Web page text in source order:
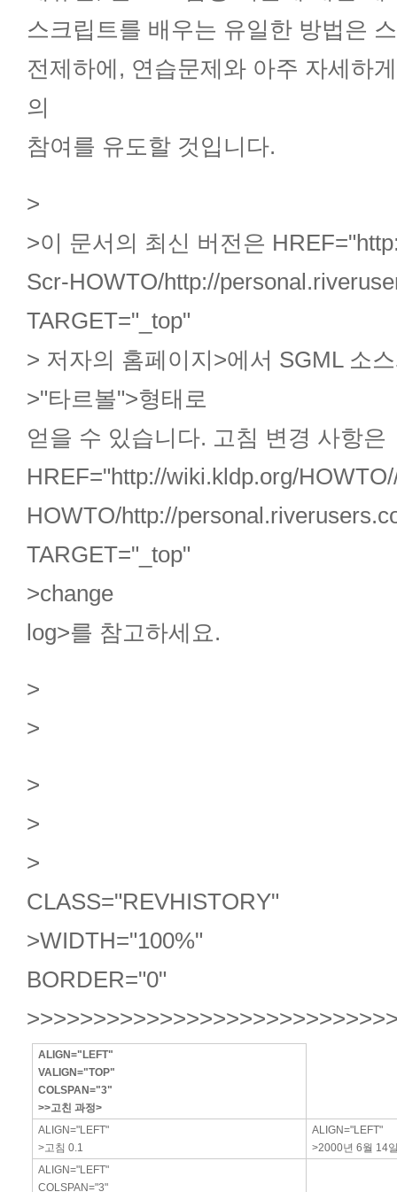
스크립트를 배우는 유일한 방법은
전제하에, 연습문제와 아주 자세하
의
참여를 유도할 것입니다.
>
>이 문서의 최신 버전은
Scr-HOWTO/http://
TARGET="_top"
> 저자의 홈페이지>에서 SGML 소
>"타르볼">형태로
얻을 수 있습니다. 고침 변경 사항은
HREF="http://wiki.kldp.org/
HOWTO/http://
TARGET="_top"
>change
log>를 참고하세요.
>
>
>
>
>
CLASS="REVHISTORY"
>WIDTH="100%"
BORDER="0"
ALIGN="LEFT"
VALIGN="TOP"
COLSPAN="3"
>>고친 과정>
ALIGN="LEFT"
>고침 0.1
ALIGN="LEFT"
>2000년 6월 14
ALIGN="LEFT"
COLSPAN="3"